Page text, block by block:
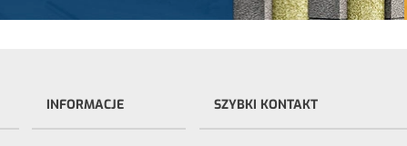
INFORMACJE SZYBKI KONTAKT